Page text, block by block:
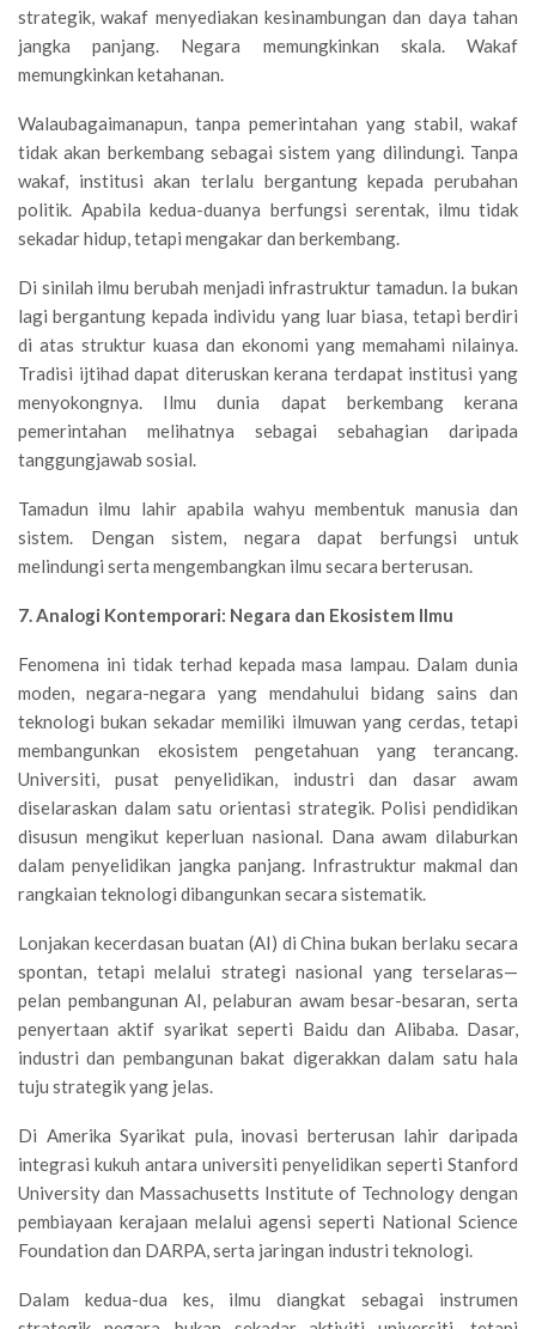
strategik, wakaf menyediakan kesinambungan dan daya tahan
jangka panjang. Negara memungkinkan skala. Wakaf
memungkinkan ketahanan.
Walaubagaimanapun, tanpa pemerintahan yang stabil, wakaf
tidak akan berkembang sebagai sistem yang dilindungi. Tanpa
wakaf, institusi akan terlalu bergantung kepada perubahan
politik. Apabila kedua-duanya berfungsi serentak, ilmu tidak
sekadar hidup, tetapi mengakar dan berkembang.
Di sinilah ilmu berubah menjadi infrastruktur tamadun. Ia bukan
lagi bergantung kepada individu yang luar biasa, tetapi berdiri
di atas struktur kuasa dan ekonomi yang memahami nilainya.
Tradisi ijtihad dapat diteruskan kerana terdapat institusi yang
menyokongnya. Ilmu dunia dapat berkembang kerana
pemerintahan melihatnya sebagai sebahagian daripada
tanggungjawab sosial.
Tamadun ilmu lahir apabila wahyu membentuk manusia dan
sistem. Dengan sistem, negara dapat berfungsi untuk
melindungi serta mengembangkan ilmu secara berterusan.
7. Analogi Kontemporari: Negara dan Ekosistem Ilmu
Fenomena ini tidak terhad kepada masa lampau. Dalam dunia
moden, negara-negara yang mendahului bidang sains dan
teknologi bukan sekadar memiliki ilmuwan yang cerdas, tetapi
membangunkan ekosistem pengetahuan yang terancang.
Universiti, pusat penyelidikan, industri dan dasar awam
diselaraskan dalam satu orientasi strategik. Polisi pendidikan
disusun mengikut keperluan nasional. Dana awam dilaburkan
dalam penyelidikan jangka panjang. Infrastruktur makmal dan
rangkaian teknologi dibangunkan secara sistematik.
Lonjakan kecerdasan buatan (AI) di China bukan berlaku secara
spontan, tetapi melalui strategi nasional yang terselaras—
pelan pembangunan AI, pelaburan awam besar-besaran, serta
penyertaan aktif syarikat seperti Baidu dan Alibaba. Dasar,
industri dan pembangunan bakat digerakkan dalam satu hala
tuju strategik yang jelas.
Di Amerika Syarikat pula, inovasi berterusan lahir daripada
integrasi kukuh antara universiti penyelidikan seperti Stanford
University dan Massachusetts Institute of Technology dengan
pembiayaan kerajaan melalui agensi seperti National Science
Foundation dan DARPA, serta jaringan industri teknologi.
Dalam kedua-dua kes, ilmu diangkat sebagai instrumen